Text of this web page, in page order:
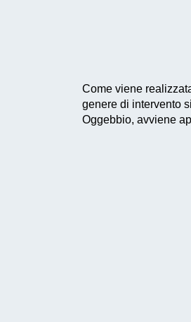
Come viene
genere di intervento
Oggebbio, avviene